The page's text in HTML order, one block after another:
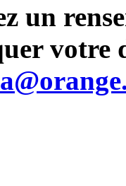
un
votre